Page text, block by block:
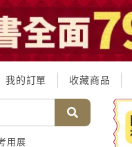
我的訂單 收藏商品
用展